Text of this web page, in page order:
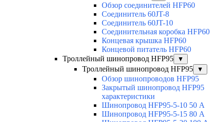
Обзор соединителей HFP60
Соединитель 60JT-8
Соединитель 60JT-10
Соединительная коробка HFP60
Концевая крышка HFP60
Концевой питатель HFP60
Троллейный шинопровод HFP95
▼
Троллейный шинопровод HFP95 ▼
Обзор шинопроводов HFP95
Закрытый шинопровод HFP95
характеристики
Шинопровод HFP95-5-10 50 А
Шинопровод HFP95-5-15 80 А